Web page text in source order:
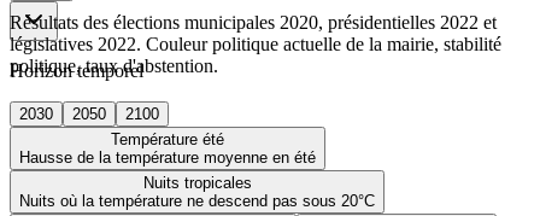
Horizon temporel
2030 2050
2100
Température été
Hausse de la température moyenne en été
Nuits tropicales
Nuits où la température ne descend pas sous 20°C
Résultats des élections municipales 2020, présidentielles 2022 et
législatives 2022. Couleur politique actuelle de la mairie, stabilité
politique, taux d'abstention.